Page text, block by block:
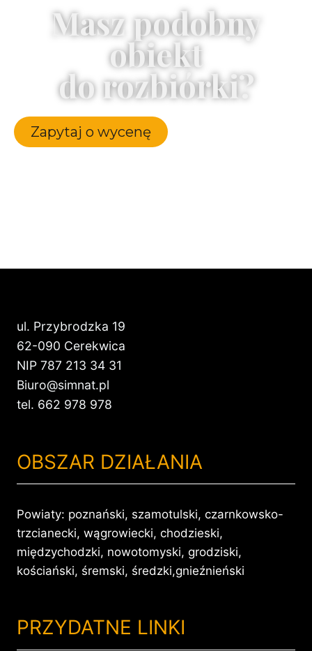
Masz podobny
obiekt
do rozbiórki?
Zapytaj o wycenę
ul. Przybrodzka 19
62-090 Cerekwica
NIP 787 213 34 31
Biuro@simnat.pl
tel. 662 978 978
OBSZAR DZIAŁANIA
Powiaty: poznański, szamotulski, czarnkowsko-
trzcianecki, wągrowiecki, chodzieski,
międzychodzki, nowotomyski, grodziski,
kościański, śremski, średzki,gnieźnieński
PRZYDATNE LINKI